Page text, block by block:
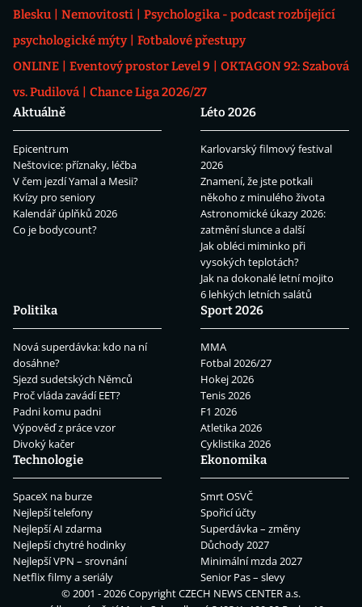
Blesku
Nemovitosti
Psychologika - podcast rozbíjející
psychologické mýty
Fotbalové přestupy
ONLINE
Eventový prostor Level 9
OKTAGON 92: Szabová
vs. Pudilová
Chance Liga 2026/27
Aktuálně
Epicentrum
Neštovice: příznaky, léčba
V čem jezdí Yamal a Mesii?
Kvízy pro seniory
Kalendář úplňků 2026
Co je bodycount?
Léto 2026
Karlovarský filmový festival
2026
Znamení, že jste potkali
někoho z minulého života
Astronomické úkazy 2026:
zatmění slunce a další
Jak obléci miminko při
vysokých teplotách?
Jak na dokonalé letní mojito
6 lehkých letních salátů
Politika
Nová superdávka: kdo na ní
dosáhne?
Sjezd sudetských Němců
Proč vláda zavádí EET?
Padni komu padni
Výpověď z práce vzor
Divoký kačer
Sport 2026
MMA
Fotbal 2026/27
Hokej 2026
Tenis 2026
F1 2026
Atletika 2026
Cyklistika 2026
Technologie
SpaceX na burze
Nejlepší telefony
Nejlepší AI zdarma
Nejlepší chytré hodinky
Nejlepší VPN – srovnání
Netflix filmy a seriály
Ekonomika
Smrt OSVČ
Spořicí účty
Superdávka – změny
Důchody 2027
Minimální mzda 2027
Senior Pas – slevy
© 2001 - 2026 CopyrightCZECH NEWS CENTER a.s.